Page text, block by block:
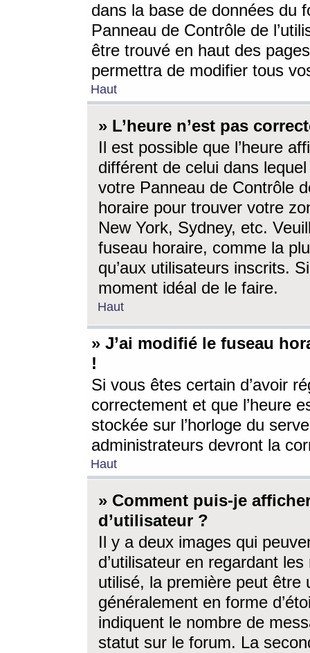
dans la base de données du
Panneau de Contrôle de
être trouvé en haut des
permettra de modifier tous
Haut
» L’heure n’est pas
Il est possible que l’heure
différent de celui dans
votre Panneau de Contrôle
horaire pour trouver votre
New York, Sydney, etc.
fuseau horaire, comme la
qu’aux utilisateurs inscrits.
moment idéal de le faire.
Haut
» J’ai modifié le fuseau
!
Si vous êtes certain d’avoir
correctement et que l’heure
stockée sur l’horloge du
administrateurs devront la
Haut
» Comment puis-je
d’utilisateur ?
Il y a deux images qui
d’utilisateur en regardant
utilisé, la première peut être
généralement en forme
indiquent le nombre de
statut sur le forum. La